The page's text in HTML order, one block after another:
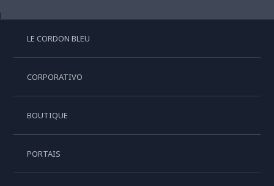
LE CORDON BLEU
CORPORATIVO
BOUTIQUE
PORTAIS